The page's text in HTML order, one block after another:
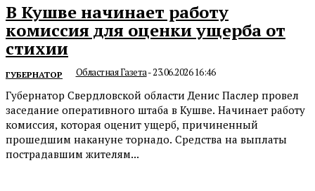
В Кушве начинает работу
комиссия для оценки ущерба от
стихии
ГУБЕРНАТОР Областная Газета-23.06.2026 16:46
Губернатор Свердловской области Денис Паслер провел
заседание оперативного штаба в Кушве. Начинает работу
комиссия, которая оценит ущерб, причиненный
прошедшим накануне торнадо. Средства на выплаты
пострадавшим жителям...